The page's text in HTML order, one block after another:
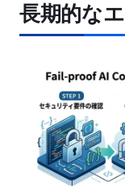
長期的な